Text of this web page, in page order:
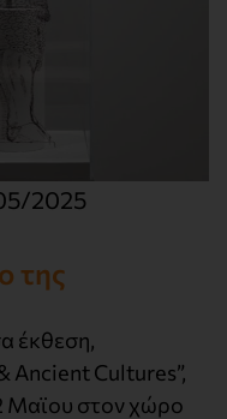
2025
της
έκθεση,
Ancient Cultures”,
Μαϊου στον χώρο